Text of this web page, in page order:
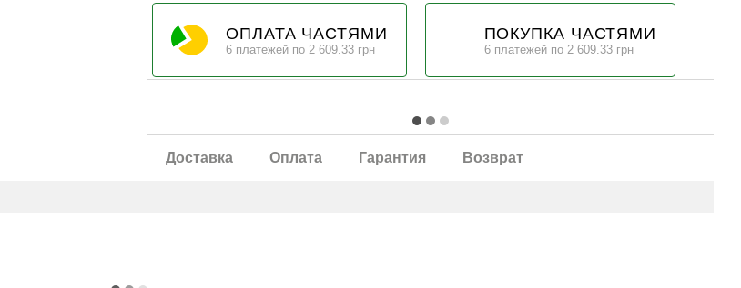
ОПЛАТА ЧАСТЯМИ
6 платежей по 2 609.33 грн
ПОКУПКА ЧАСТЯМИ
6 платежей по 2 609.33 грн
Доставка Оплата Гарантия Возврат